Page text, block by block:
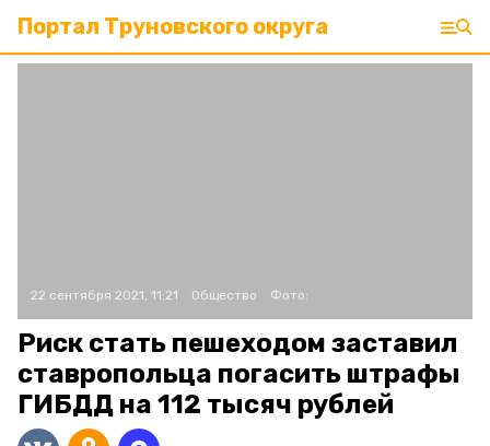
Портал Труновского округа
22 сентября 2021, 11:21 Общество Фото:
Риск стать пешеходом заставил
ставропольца погасить штрафы
ГИБДД на 112 тысяч рублей